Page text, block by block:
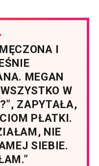
I
MEGAN
W
ZAPYTAŁA,
PŁATKI.
NIE
SIEBIE.